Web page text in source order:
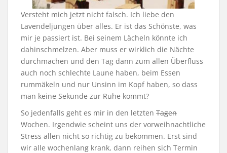
Versteht mich jetzt nicht falsch. Ich liebe den
Lavendeljungen über alles. Er ist das Schönste, was
mir je passiert ist. Bei seinem Lächeln könnte ich
dahinschmelzen. Aber muss er wirklich die Nächte
durchmachen und den Tag dann zum allen Überfluss
auch noch schlechte Laune haben, beim Essen
rummäkeln und nur Unsinn im Kopf haben, so dass
man keine Sekunde zur Ruhe kommt?
So jedenfalls geht es mir in den letzten Tagen
Wochen. Irgendwie scheint uns der vorweihnachtliche
Stress allen nicht so richtig zu bekommen. Erst sind
wir alle wochenlang krank, dann reihen sich Termin